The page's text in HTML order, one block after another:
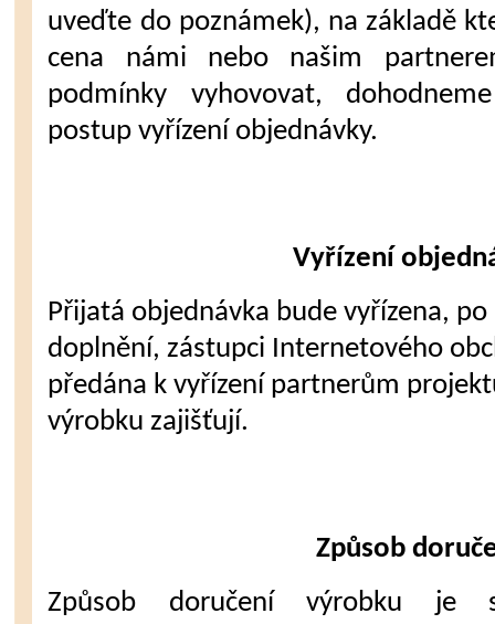
uveďte do poznámek), na základě
cena námi nebo našim
podmínky vyhovovat,
postup vyřízení objednávky.
Vyřízení
Přijatá objednávka bude vyřízena,
doplnění, zástupci Internetového
předána k vyřízení partnerům
výrobku zajišťují.
Způsob
Způsob doručení výrobku je